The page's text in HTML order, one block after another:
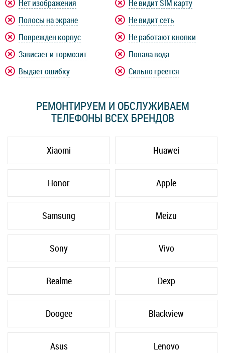
Нет изображения
Полосы на экране
Поврежден корпус
Зависает и тормозит
Выдает ошибку
Не видит SIM карту
Не видит сеть
Не работают кнопки
Попала вода
Сильно греется
РЕМОНТИРУЕМ И ОБСЛУЖИВАЕМ
ТЕЛЕФОНЫ ВСЕХ БРЕНДОВ
Xiaomi Huawei
Honor Apple
Samsung Meizu
Sony Vivo
Realme Dexp
Doogee Blackview
Asus Lenovo